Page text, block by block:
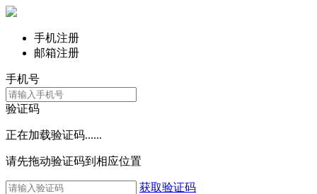
手机注册
邮箱注册
手机号
验证码
正在加载验证码......
请先拖动验证码到相应位置
获取验证码